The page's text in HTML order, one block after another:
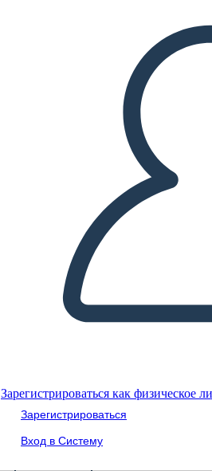
Зарегистрироваться как физическое
Зарегистрироваться
Вход в Систему